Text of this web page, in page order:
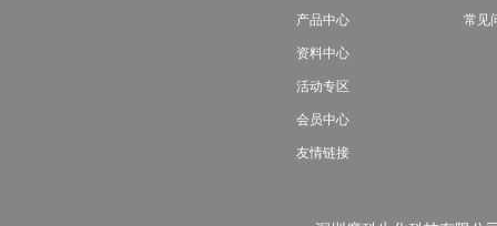
产品中心
资料中心
活动专区
会员中心
友情链接
常见